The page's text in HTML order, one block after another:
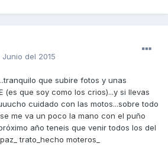
Junio del 2015
que subire fotos y unas
(es que soy como los crios)...y si llevas
cuidado con las motos...sobre todo
me va un poco la mano con el puño
año teneis que venir todos los del
trato_hecho moteros_